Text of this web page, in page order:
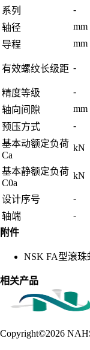
系列 -
轴径
mm
导程
mm
有效螺纹长级距 -
精度等级
-
轴向间隙
mm
预压方式
-
基本动额定负荷
Ca
kN
基本静额定负荷
C0a
kN
设计序号 -
轴端
-
附件
NSK FA型滾珠
相关产品
Copyright©2026